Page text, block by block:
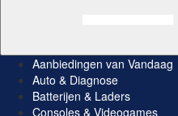
Aanbiedingen van Vandaag
Auto & Diagnose
Batterijen & Laders
Consoles & Videogames